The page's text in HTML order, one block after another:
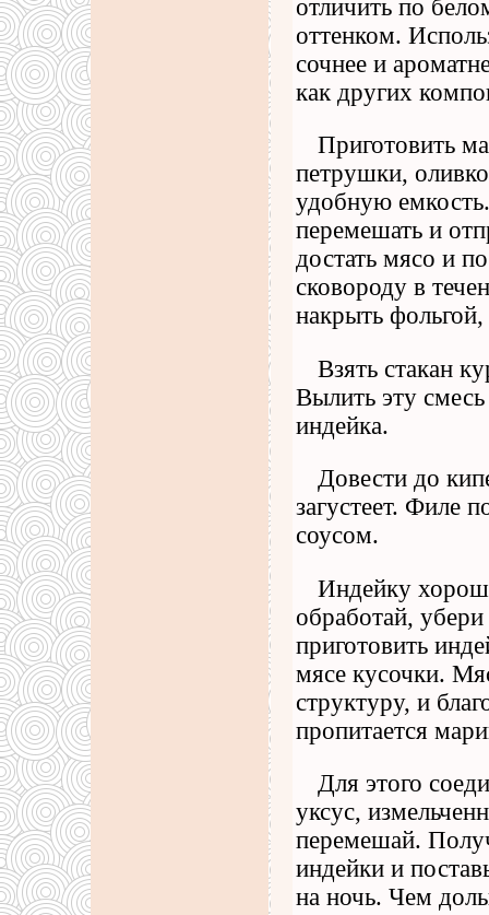
отличить по
оттенком.
сочнее и
как других
Приготовить
петрушки,
удобную
перемешать и
достать мясо и
сковороду в
накрыть
Взять стакан
Вылить эту смесь
индейка.
Довести до
загустеет. Филе
соусом.
Индейку
обработай,
приготовить
мясе кусочки.
структуру, и
пропитается
Для этого
уксус,
перемешай.
индейки и
на ночь. Чем